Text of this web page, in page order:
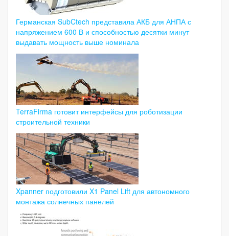
Германская SubCtech представила АКБ для АНПА с
напряжением 600 В и способностью десятки минут
выдавать мощность выше номинала
TerraFirma готовит интерфейсы для роботизации
строительной техники
Xpanner подготовили X1 Panel Lift для автономного
монтажа солнечных панелей